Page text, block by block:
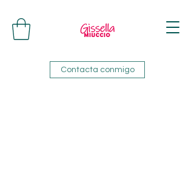
Contacta conmigo